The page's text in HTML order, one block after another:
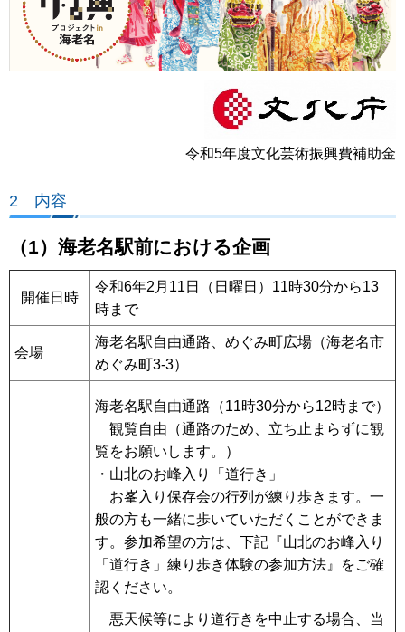
令和5年度文化芸術振興費補助金
2 内容
（1）海老名駅前における企画
開催日時
令和6年2月11日（日曜日）11時30分から13
時まで
会場
海老名駅自由通路、めぐみ町広場（海老名市
めぐみ町3-3）
海老名駅自由通路（11時30分から12時まで）
観覧自由（通路のため、立ち止まらずに観
覧をお願いします。）
・山北のお峰入り「道行き」
お峯入り保存会の行列が練り歩きます。一
般の方も一緒に歩いていただくことができま
す。参加希望の方は、下記『山北のお峰入り
「道行き」練り歩き体験の参加方法』をご確
認ください。
悪天候等により道行きを中止する場合、当